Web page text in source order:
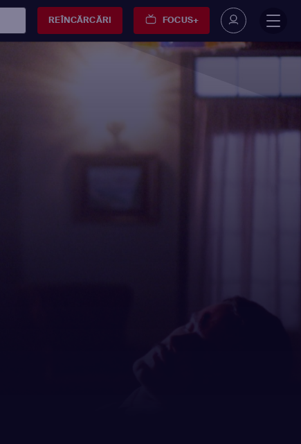
REÎNCĂRCĂRI FOCUS+